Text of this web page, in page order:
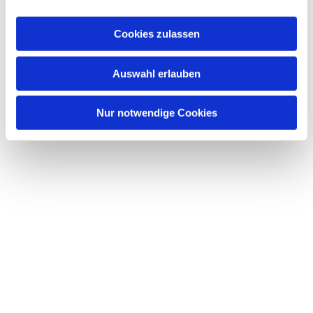
Cookies zulassen
Auswahl erlauben
Nur notwendige Cookies